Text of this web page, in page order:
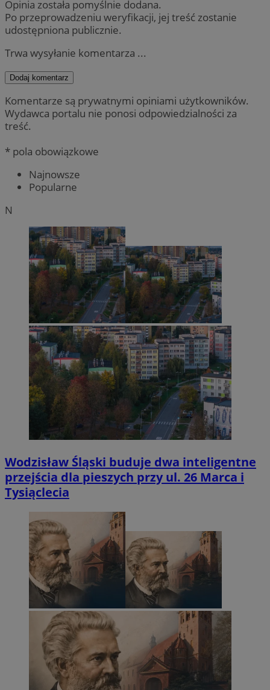
Opinia została pomyślnie dodana.
Po przeprowadzeniu weryfikacji, jej treść zostanie
udostępniona publicznie.
Trwa wysyłanie komentarza ...
Dodaj komentarz
Komentarze są prywatnymi opiniami użytkowników.
Wydawca portalu nie ponosi odpowiedzialności za
treść.
* pola obowiązkowe
Najnowsze
Popularne
N
Wodzisław Śląski buduje dwa inteligentne
przejścia dla pieszych przy ul. 26 Marca i
Tysiąclecia